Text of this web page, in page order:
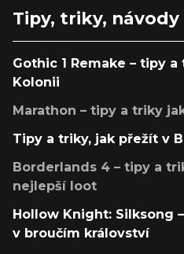
Tipy, triky, návody
Gothic 1 Remake – tipy
Kolonii
Marathon – tipy a triky
Tipy a triky, jak přežít v
Borderlands 4 – tipy a
nejlepší loot
Hollow Knight: Silksong
v broučím království